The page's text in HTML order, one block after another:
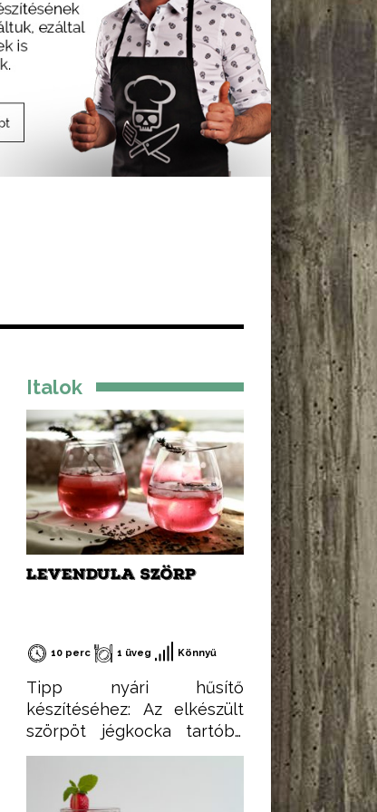
Italok
LEVENDULA SZÖRP
10 perc 1 üveg Könnyű
Tipp nyári hűsítő
készítéséhez: Az elkészült
szörpöt jégkocka tartóba
adagoljuk, majd
lefagyasztjuk. Ezután nincs
más dolgunk, mint a meleg